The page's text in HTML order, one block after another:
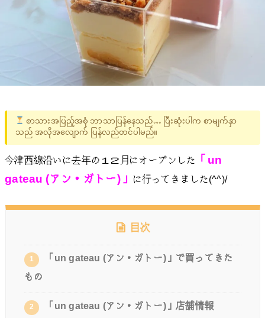
စာသားအပြည့်အစုံ ဘာသာပြန်နေသည်… ပြီးဆုံးပါက စာမျက်နှာ
သည် အလိုအလျောက် ပြန်လည်တင်ပါမည်။
今津西線沿いに去年の１２月にオープンした 「un
gateau (アン・ガトー)」 に行ってきました(^^)/
目次
1
「un gateau (アン・ガトー)」で買ってきた
もの
2 「un gateau (アン・ガトー)」店舗情報